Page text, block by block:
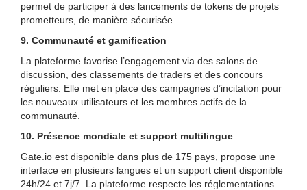
permet de participer à des lancements de tokens de projets
prometteurs, de manière sécurisée.
9. Communauté et gamification
La plateforme favorise l’engagement via des salons de
discussion, des classements de traders et des concours
réguliers. Elle met en place des campagnes d’incitation pour
les nouveaux utilisateurs et les membres actifs de la
communauté.
10. Présence mondiale et support multilingue
Gate.io est disponible dans plus de 175 pays, propose une
interface en plusieurs langues et un support client disponible
24h/24 et 7j/7. La plateforme respecte les réglementations